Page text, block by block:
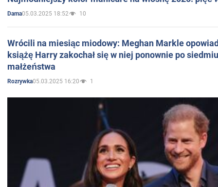
Dama05.03.2025 18:52 10
Wrócili na miesiąc miodowy: Meghan Markle
książę Harry zakochał się w niej ponownie po
małżeństwa
Rozrywka05.03.2025 16:20 1